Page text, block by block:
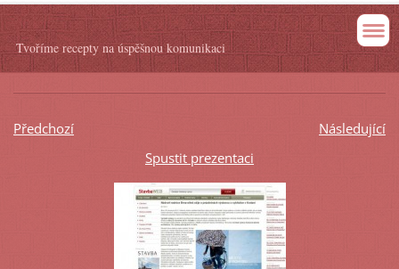
Tvoříme recepty na úspěšnou komunikaci
Předchozí
Následující
Spustit prezentaci